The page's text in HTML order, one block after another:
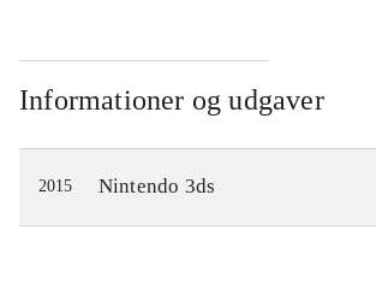
Informationer og udgaver
2015 Nintendo 3ds